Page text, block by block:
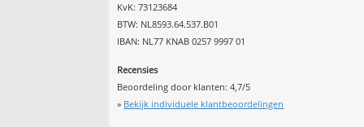
KvK: 73123684
BTW: NL8593.64.537.B01
IBAN: NL77 KNAB 0257 9997 01
Recensies
Beoordeling door klanten:4,7/5
» Bekijk individuele klantbeoordelingen